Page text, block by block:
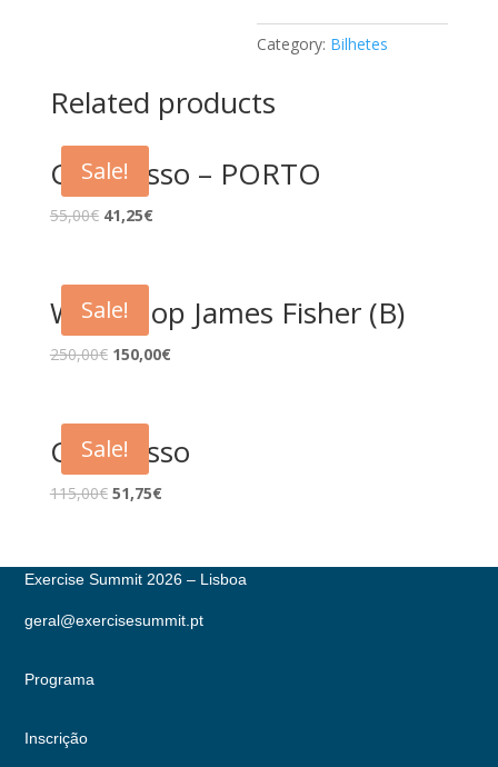
Category: Bilhetes
Related products
Sale!
Congresso – PORTO
55,00€ 41,25€
Sale!
Workshop James Fisher (B)
250,00€ 150,00€
Sale!
Congresso
115,00€ 51,75€
Exercise Summit 2026 – Lisboa
geral@exercisesummit.pt
Programa
Inscrição